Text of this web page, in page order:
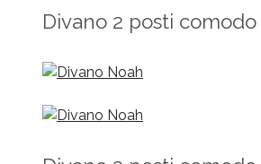
Divano 2 posti comodo